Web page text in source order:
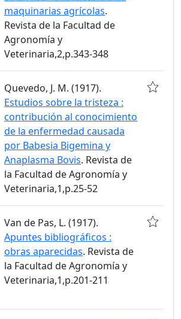
maquinarias agrícolas.
Revista de la Facultad de
Agronomía y
Veterinaria,2,p.343-348
Quevedo, J. M. (1917).
Estudios sobre la tristeza :
contribución al conocimiento
de la enfermedad causada
por Babesia Bigemina y
Anaplasma Bovis. Revista de
la Facultad de Agronomía y
Veterinaria,1,p.25-52
Van de Pas, L. (1917).
Apuntes bibliográficos :
obras aparecidas. Revista de
la Facultad de Agronomía y
Veterinaria,1,p.201-211